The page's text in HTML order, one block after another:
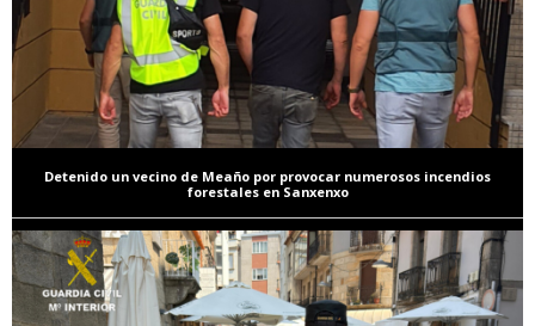
Detenido un vecino de Meaño por provocar numerosos incendios
forestales en Sanxenxo